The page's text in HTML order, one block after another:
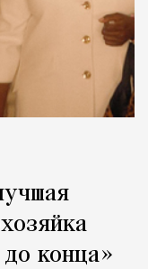
конца»